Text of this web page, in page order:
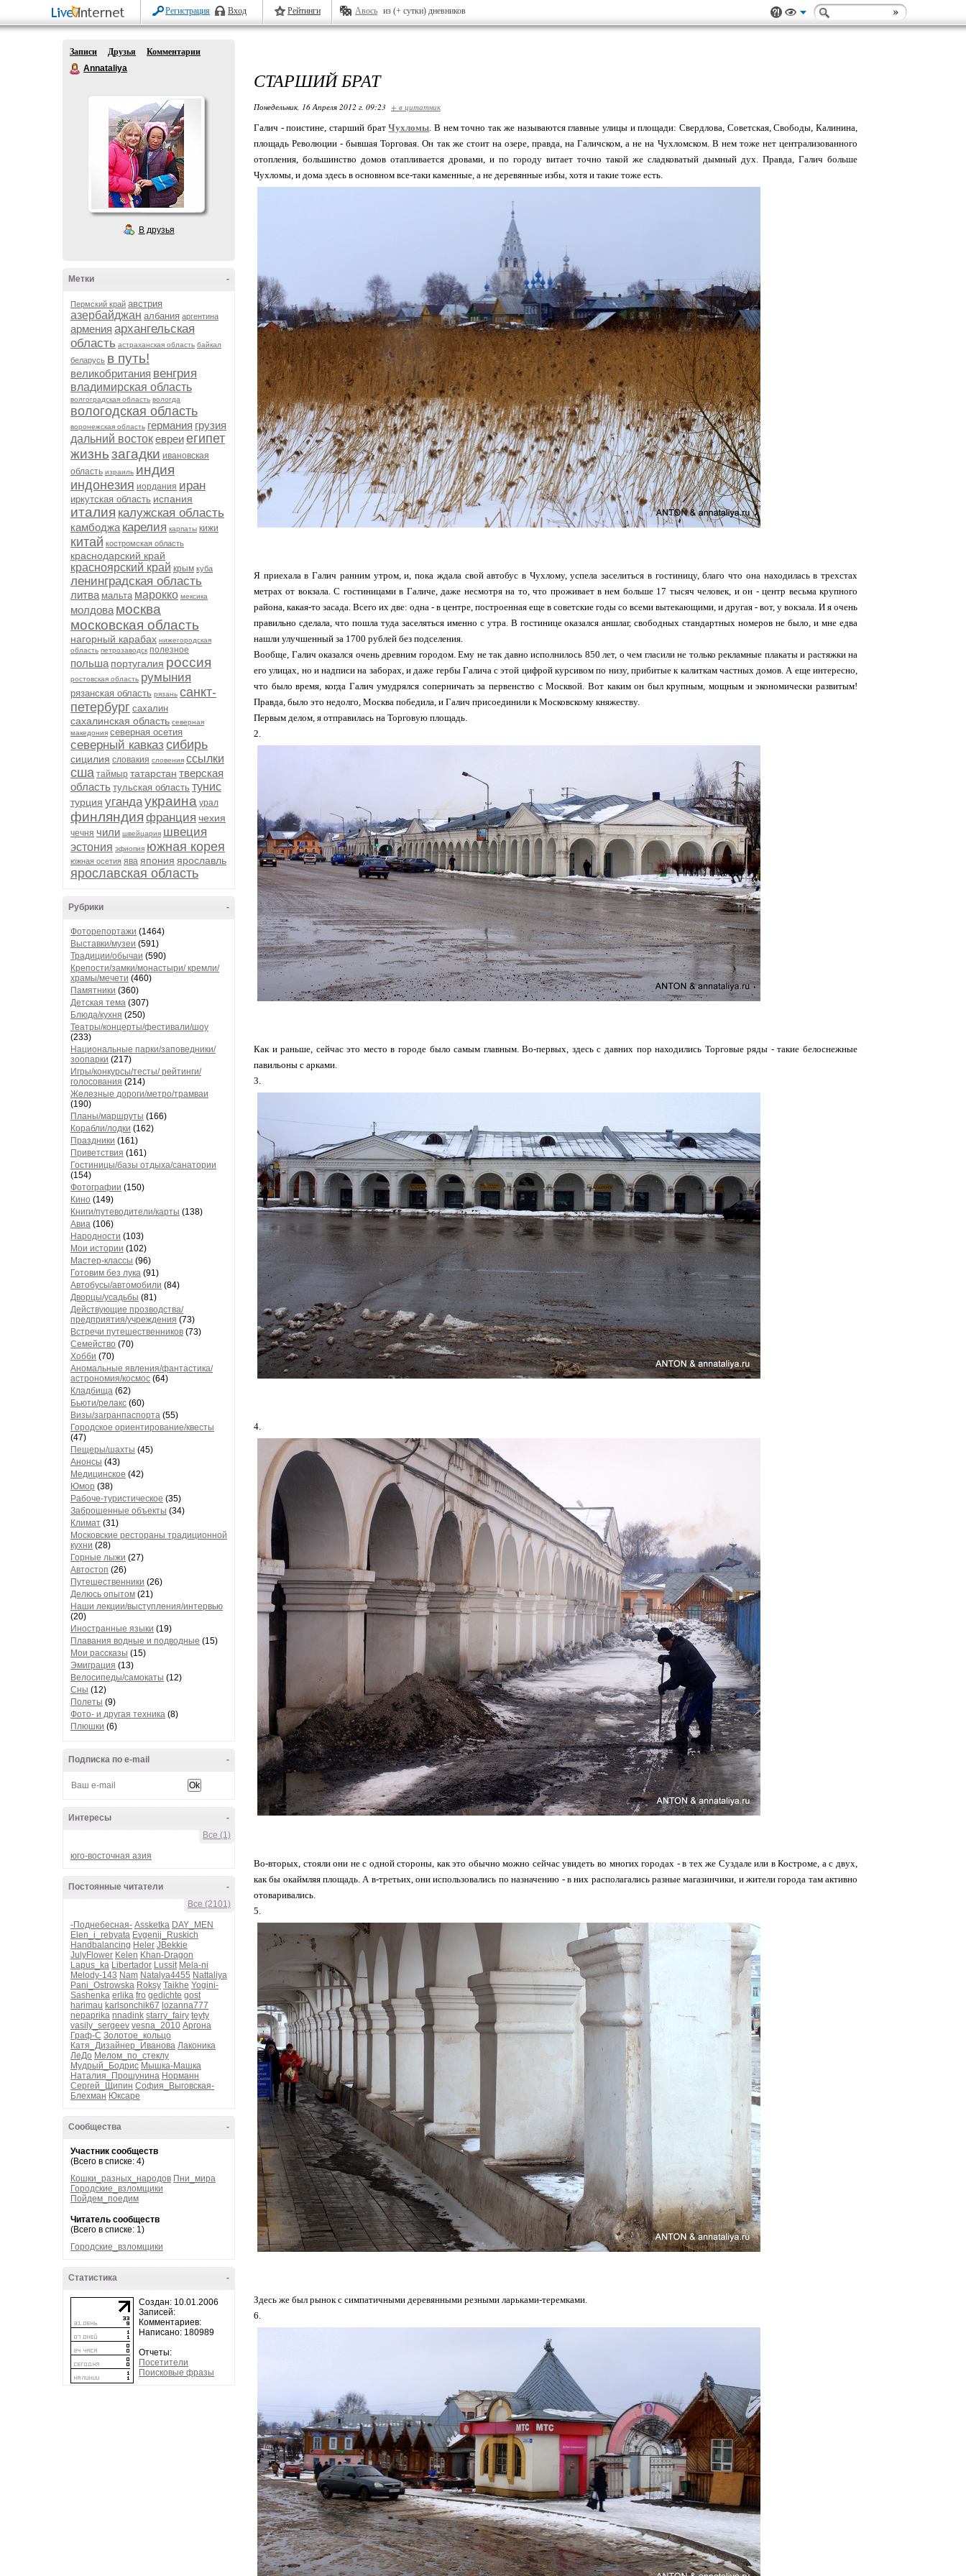
Регистрация Вход Рейтинги Авось из (+ сутки) дневников
Записи Друзья
Комментарии
Annataliya
В друзья
-
Метки
Пермский край австрия
азербайджан албания аргентина
армения архангельская
область астраханская область байкал
беларусь в путь!
великобритания венгрия
владимирская область
волгоградская область вологда
вологодская область
воронежская область германия грузия
дальний востокевреиегипет
жизньзагадки ивановская
область израиль индия
индонезия иордания иран
иркутская область испания
италия калужская область
камбоджа карелия карпаты кижи
китай костромская область
краснодарский край
красноярский край крым куба
ленинградская область
литва мальта марокко мексика
молдова москва
московская область
нагорный карабах нижегородская
область петрозаводск полезное
польша португалия россия
ростовская область румыния
рязанская область рязань санкт-
петербург сахалин
сахалинская область северная
македония северная осетия
северный кавказ сибирь
сицилия словакия словения ссылки
сша таймыр татарстан тверская
область тульская область тунис
турция угандаукраина урал
финляндия франция чехия
чечня чили швейцария швеция
эстония эфиопия южная корея
южная осетия ява япония ярославль
ярославская область
-
Рубрики
Фоторепортажи (1464)
Выставки/музеи (591)
Традиции/обычаи (590)
Крепости/замки/монастыри/ кремли/
храмы/мечети (460)
Памятники (360)
Детская тема (307)
Блюда/кухня (250)
Театры/концерты/фестивали/шоу
(233)
Национальные парки/заповедники/
зоопарки (217)
Игры/конкурсы/тесты/ рейтинги/
голосования (214)
Железные дороги/метро/трамваи
(190)
Планы/маршруты (166)
Корабли/лодки (162)
Праздники (161)
Приветствия (161)
Гостиницы/базы отдыха/санатории
(154)
Фотографии (150)
Кино (149)
Книги/путеводители/карты (138)
Авиа (106)
Народности (103)
Мои истории (102)
Мастер-классы (96)
Готовим без лука (91)
Автобусы/автомобили (84)
Дворцы/усадьбы (81)
Действующие прозводства/
предприятия/учреждения (73)
Встречи путешественников (73)
Семейство (70)
Хобби (70)
Аномальные явления/фантастика/
астрономия/космос (64)
Кладбища (62)
Бьюти/релакс (60)
Визы/загранпаспорта (55)
Городское ориентирование/квесты
(47)
Пещеры/шахты (45)
Анонсы (43)
Медицинское (42)
Юмор (38)
Рабоче-туристическое (35)
Заброшенные объекты (34)
Климат (31)
Московские рестораны традиционной
кухни (28)
Горные лыжи (27)
Автостоп (26)
Путешественники (26)
Делюсь опытом (21)
Наши лекции/выступления/интервью
(20)
Иностранные языки (19)
Плавания водные и подводные (15)
Мои рассказы (15)
Эмиграция (13)
Велосипеды/самокаты (12)
Сны (12)
Полеты (9)
Фото- и другая техника (8)
Плюшки (6)
-
Подписка по e-mail
-
Интересы
Все (1)
юго-восточная азия
-
Постоянные читатели
Все (2101)
-Поднебесная- Assketka DAY_MEN
Elen_i_rebyata Evgenij_Ruskich
Handbalancing Heler JBekkie
JulyFlower Kelen Khan-Dragon
Lapus_ka Libertador Lussit Mela-ni
Melody-143 Nam Natalya4455 Nattaliya
Pani_Ostrowska Roksy Taikhe Yogini-
Sashenka erlika fro gedichte gost
harimau karlsonchik67 lozanna777
nepaprika nnadink starry_fairy teyty
vasily_sergeev vesna_2010 Аргона
Граф-С Золотое_кольцо
Катя_Дизайнер_Иванова Лаконика
ЛеДо Мелом_по_стеклу
Мудрый_Бодрис Мышка-Машка
Наталия_Прошунина Норманн
Сергей_Щипин София_Выговская-
Блехман Юксаре
-
Сообщества
Участник сообществ
(Всего в списке: 4)
Кошки_разных_народов Пни_мира
Городские_взломщики
Пойдем_поедим
Читатель сообществ
(Всего в списке: 1)
Городские_взломщики
-
Статистика
Создан: 10.01.2006
Записей:
Комментариев:
Написано: 180989
Отчеты:
Посетители
Поисковые фразы
СТАРШИЙ БРАТ
Понедельник, 16 Апреля 2012 г. 09:23 + в цитатник
Галич - поистине, старший братЧухломы. В нем точно так же называются главные улицы и площади: Свердлова, Советская, Свободы, Калинина,
площадь Революции - бывшая Торговая. Он так же стоит на озере, правда, на Галичском, а не на Чухломском. В нем тоже нет централизованного
отопления, большинство домов отапливается дровами, и по городу витает точно такой же сладковатый дымный дух. Правда, Галич больше
Чухломы, и дома здесь в основном все-таки каменные, а не деревянные избы, хотя и такие тоже есть.
Я приехала в Галич ранним утром, и, пока ждала свой автобус в Чухлому, успела заселиться в гостиницу, благо что она находилась в трехстах
метрах от вокзала. С гостиницами в Галиче, даже несмотря на то, что проживает в нем больше 17 тысяч человек, и он - центр весьма крупного
района, какая-то засада. Всего их две: одна - в центре, построенная еще в советские годы со всеми вытекающими, и другая - вот, у вокзала. И я очень
правильно сделала, что пошла туда заселяться именно с утра. В гостинице оказался аншлаг, свободных стандартных номеров не было, и мне едва
нашли улучшенный за 1700 рублей без подселения.
Вообще, Галич оказался очень древним городом. Ему не так давно исполнилось 850 лет, о чем гласили не только рекламные плакаты и растяжки на
его улицах, но и надписи на заборах, и даже гербы Галича с этой цифрой курсивом по низу, прибитые к калиткам частных домов. А еще интересно,
что было время, когда Галич умудрялся соперничать за первенство с Москвой. Вот каким он был крупным, мощным и экономически развитым!
Правда, было это недолго, Москва победила, и Галич присоединили к Московскому княжеству.
Первым делом, я отправилась на Торговую площадь.
2.
Как и раньше, сейчас это место в городе было самым главным. Во-первых, здесь с давних пор находились Торговые ряды - такие белоснежные
павильоны с арками.
3.
4.
Во-вторых, стояли они не с одной стороны, как это обычно можно сейчас увидеть во многих городах - в тех же Суздале или в Костроме, а с двух,
как бы окаймляя площадь. А в-третьих, они использовались по назначению - в них располагались разные магазинчики, и жители города там активно
отоваривались.
5.
Здесь же был рынок с симпатичными деревянными резными ларьками-теремками.
6.